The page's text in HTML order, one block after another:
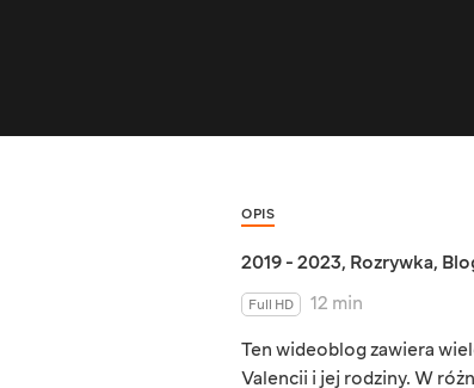
OPIS
2019 - 2023, Rozrywka,
Full HD
12 min
Ten wideoblog zawiera
Valencii i jej rodziny. W